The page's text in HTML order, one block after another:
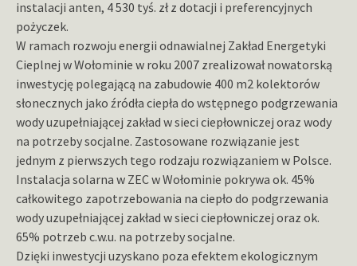
instalacji anten, 4 530 tyś. zł z dotacji i preferencyjnych
pożyczek.
W ramach rozwoju energii odnawialnej Zakład Energetyki
Cieplnej w Wołominie w roku 2007 zrealizował nowatorską
inwestycję polegającą na zabudowie 400 m2 kolektorów
słonecznych jako źródła ciepła do wstępnego podgrzewania
wody uzupełniającej zakład w sieci ciepłowniczej oraz wody
na potrzeby socjalne. Zastosowane rozwiązanie jest
jednym z pierwszych tego rodzaju rozwiązaniem w Polsce.
Instalacja solarna w ZEC w Wołominie pokrywa ok. 45%
całkowitego zapotrzebowania na ciepło do podgrzewania
wody uzupełniającej zakład w sieci ciepłowniczej oraz ok.
65% potrzeb c.w.u. na potrzeby socjalne.
Dzięki inwestycji uzyskano poza efektem ekologicznym